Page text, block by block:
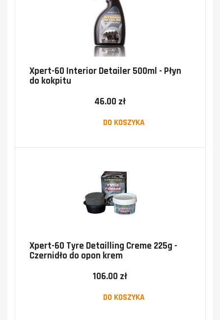
Xpert-60 Interior Detailer 500ml - Płyn
do kokpitu
46.00 zł
DO KOSZYKA
Xpert-60 Tyre Detailling Creme 225g -
Czernidło do opon krem
106.00 zł
DO KOSZYKA